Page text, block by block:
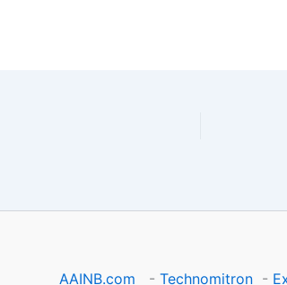
AAINB.com - Technomitron -